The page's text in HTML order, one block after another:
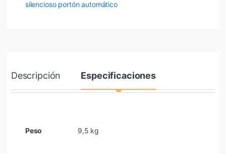
silencioso portón automático
Descripción Especificaciones
Peso 9,5 kg